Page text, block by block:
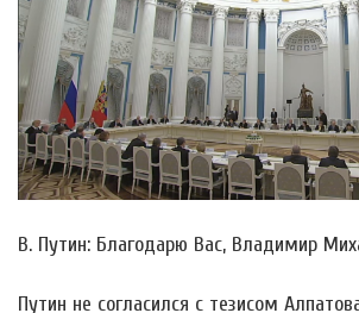
В. Путин: Благодарю Вас, Владимир
Путин не согласился с тезисом